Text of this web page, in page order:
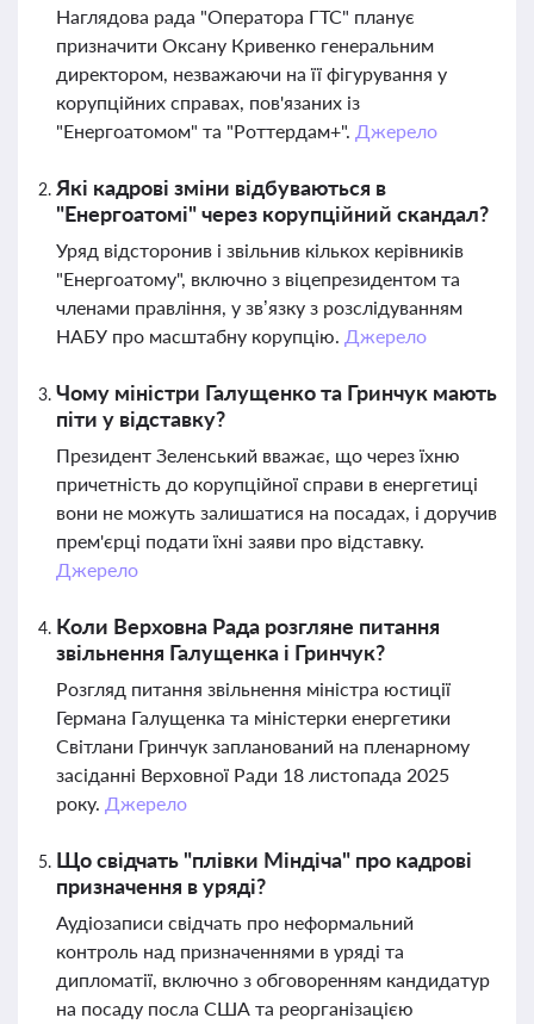
Наглядова рада "Оператора ГТС" планує
призначити Оксану Кривенко генеральним
директором, незважаючи на її фігурування у
корупційних справах, пов'язаних із
"Енергоатомом" та "Роттердам+". Джерело
Які кадрові зміни відбуваються в
"Енергоатомі" через корупційний скандал?
Уряд відсторонив і звільнив кількох керівників
"Енергоатому", включно з віцепрезидентом та
членами правління, у зв’язку з розслідуванням
НАБУ про масштабну корупцію. Джерело
Чому міністри Галущенко та Гринчук мають
піти у відставку?
Президент Зеленський вважає, що через їхню
причетність до корупційної справи в енергетиці
вони не можуть залишатися на посадах, і доручив
прем'єрці подати їхні заяви про відставку.
Джерело
Коли Верховна Рада розгляне питання
звільнення Галущенка і Гринчук?
Розгляд питання звільнення міністра юстиції
Германа Галущенка та міністерки енергетики
Світлани Гринчук запланований на пленарному
засіданні Верховної Ради 18 листопада 2025
року. Джерело
Що свідчать "плівки Міндіча" про кадрові
призначення в уряді?
Аудіозаписи свідчать про неформальний
контроль над призначеннями в уряді та
дипломатії, включно з обговоренням кандидатур
на посаду посла США та реорганізацією